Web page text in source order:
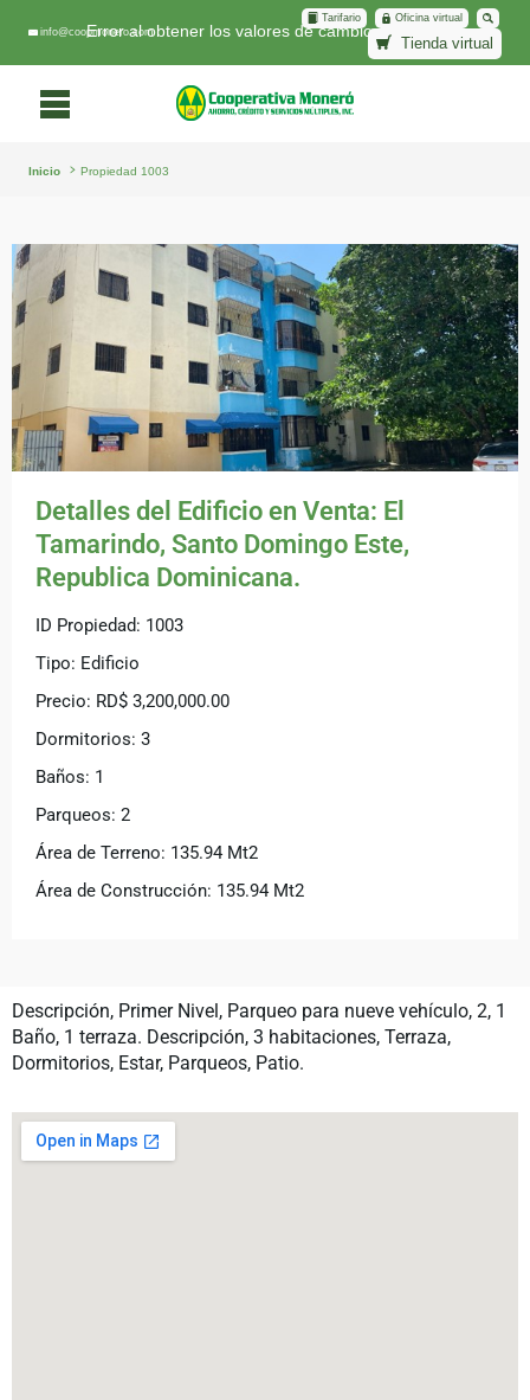
Error al obtener los valores de cambio.
info@coopmonero.com
Oficina virtual
Tarifario
Tienda virtual
Inicio Propiedad 1003
Detalles del Edificio en Venta: El
Tamarindo, Santo Domingo Este,
Republica Dominicana.
ID Propiedad: 1003
Tipo: Edificio
Precio: RD$ 3,200,000.00
Dormitorios: 3
Baños: 1
Parqueos: 2
Área de Terreno: 135.94 Mt2
Área de Construcción: 135.94 Mt2
Descripción, Primer Nivel, Parqueo para nueve vehículo, 2, 1
Baño, 1 terraza. Descripción, 3 habitaciones, Terraza,
Dormitorios, Estar, Parqueos, Patio.